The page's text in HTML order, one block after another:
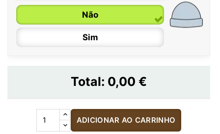
Não
Sim
Total: 0,00 €
ADICIONAR AO CARRINHO